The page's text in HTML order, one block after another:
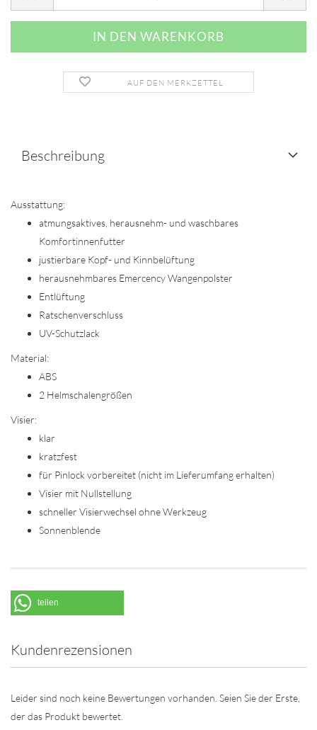
AUF DEN MERKZETTEL
Beschreibung
Ausstattung:
atmungsaktives, herausnehm- und waschbares
Komfortinnenfutter
justierbare Kopf- und Kinnbelüftung
herausnehmbares Emercency Wangenpolster
Entlüftung
Ratschenverschluss
UV-Schutzlack
Material:
ABS
2 Helmschalengrößen
Visier:
klar
kratzfest
für Pinlock vorbereitet (nicht im Lieferumfang erhalten)
Visier mit Nullstellung
schneller Visierwechsel ohne Werkzeug
Sonnenblende
teilen
Kundenrezensionen
Leider sind noch keine Bewertungen vorhanden. Seien Sie der Erste,
der das Produkt bewertet.